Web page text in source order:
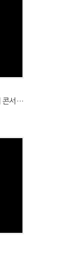
풀 버젼 "평화를 기원하는 사랑의 콘서트"